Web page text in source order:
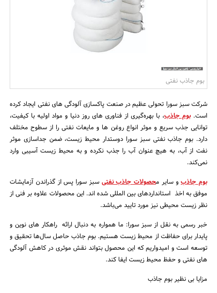
بوم جاذب نفتی
شرکت سبز سورا تحولی عظیم در صنعت پاکسازی آلودگی های نفتی ایجاد کرده
است. بوم جاذب، با بهره‌گیری از فناوری های روز دنیا و مواد اولیه با کیفیت،
توانایی جذب سریع و موثر انواع روغن ها و مایعات نفتی را از سطوح مختلف
دارد. بوم جاذب نفتی سبز سورا دوستدار محیط زیست، ضمن جداسازی موثر
نفت از آب، به هیچ عنوان آب را جذب نکرده و به محیط زیست آسیبی وارد
نمی‌کند.
بوم جاذبو سایر محصولات جاذب نفتی سبز سورا پس از گذراندن آزمایشات
موفق به اخذ استانداردهای بین المللی شده اند. این محصولات علاوه بر فنی از
نظر زیست محیطی نیز مورد تایید می‌باشد.
خبر رسمی به نقل از سبز سورا: ما همواره به دنبال ارائه راهکار های نوین و
پایدار برای حفاظت از محیط زیست هستیم. بوم جاذب حاصل سال‌ها تحقیق و
توسعه است و امیدواریم که این محصول بتواند نقش موثری در کاهش آلودگی
های نفتی و حفظ محیط زیست ایفا کند.
مزایا بی نظیر بوم جاذب